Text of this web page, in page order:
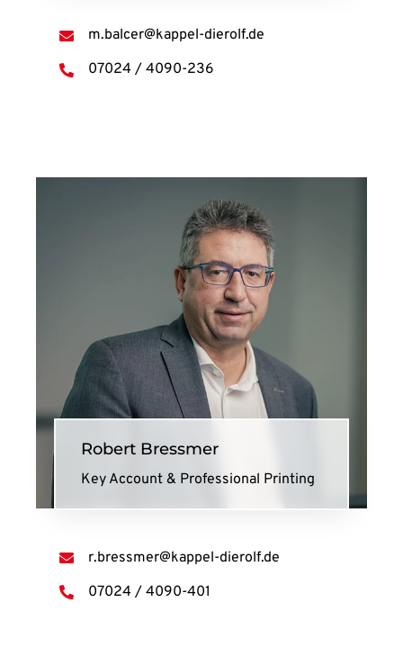
m.balcer@kappel-dierolf.de
07024 / 4090-236
Robert Bressmer
Key Account & Professional Printing
r.bressmer@kappel-dierolf.de
07024 / 4090-401